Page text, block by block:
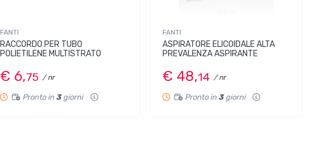
FANTI
RACCORDO PER TUBO
POLIETILENE MULTISTRATO
€ 6,75 / nr
Pronto in 3giorni
FANTI
ASPIRATORE ELICOIDALE ALTA
PREVALENZA ASPIRANTE
€ 48,14 / nr
Pronto in 3giorni